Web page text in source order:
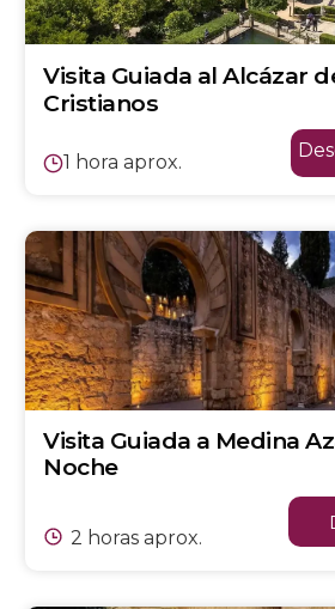
Visita Guiada al Alcázar
Cristianos
1 hora aprox.
Visita Guiada a Medina
Noche
2 horas aprox.